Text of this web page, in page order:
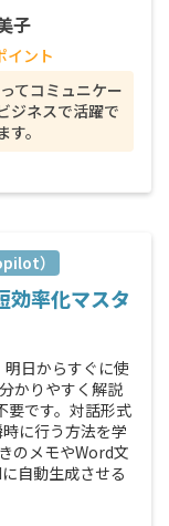
子
イント
てコミュニケー
ジネスで活躍で
。
）
率化マスタ
日からすぐに使
かりやすく解説
要です。対話形式
に行う方法を学
のメモやWord文
自動生成させる